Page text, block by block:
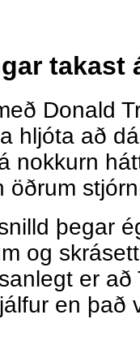
takast
Donald
hljóta að
nokkurn
öðrum
þegar
og
er
en það